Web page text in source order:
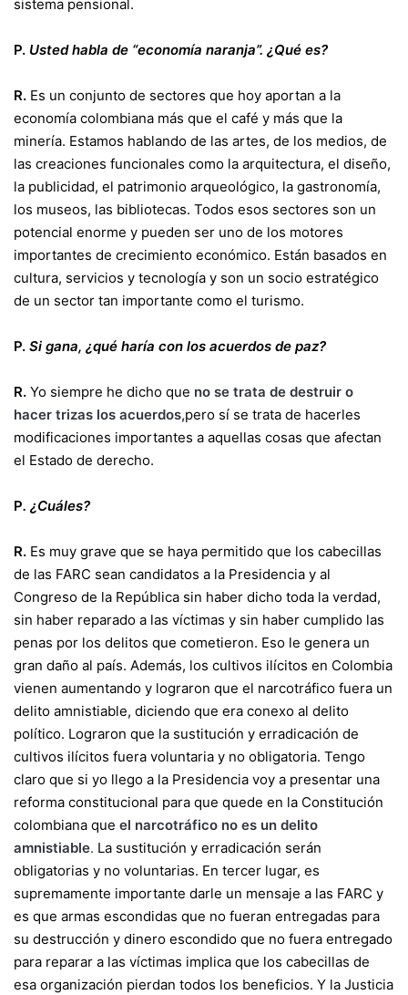
sistema pensional.
P. Usted habla de “economía naranja”. ¿Qué es?
R. Es un conjunto de sectores que hoy aportan a la
economía colombiana más que el café y más que la
minería. Estamos hablando de las artes, de los medios, de
las creaciones funcionales como la arquitectura, el diseño,
la publicidad, el patrimonio arqueológico, la gastronomía,
los museos, las bibliotecas. Todos esos sectores son un
potencial enorme y pueden ser uno de los motores
importantes de crecimiento económico. Están basados en
cultura, servicios y tecnología y son un socio estratégico
de un sector tan importante como el turismo.
P. Si gana, ¿qué haría con los acuerdos de paz?
R. Yo siempre he dicho que no se trata de destruir o
hacer trizas los acuerdos,pero sí se trata de hacerles
modificaciones importantes a aquellas cosas que afectan
el Estado de derecho.
P. ¿Cuáles?
R. Es muy grave que se haya permitido que los cabecillas
de las FARC sean candidatos a la Presidencia y al
Congreso de la República sin haber dicho toda la verdad,
sin haber reparado a las víctimas y sin haber cumplido las
penas por los delitos que cometieron. Eso le genera un
gran daño al país. Además, los cultivos ilícitos en Colombia
vienen aumentando y lograron que el narcotráfico fuera un
delito amnistiable, diciendo que era conexo al delito
político. Lograron que la sustitución y erradicación de
cultivos ilícitos fuera voluntaria y no obligatoria. Tengo
claro que si yo llego a la Presidencia voy a presentar una
reforma constitucional para que quede en la Constitución
colombiana que el narcotráfico no es un delito
amnistiable. La sustitución y erradicación serán
obligatorias y no voluntarias. En tercer lugar, es
supremamente importante darle un mensaje a las FARC y
es que armas escondidas que no fueran entregadas para
su destrucción y dinero escondido que no fuera entregado
para reparar a las víctimas implica que los cabecillas de
esa organización pierdan todos los beneficios. Y la Justicia